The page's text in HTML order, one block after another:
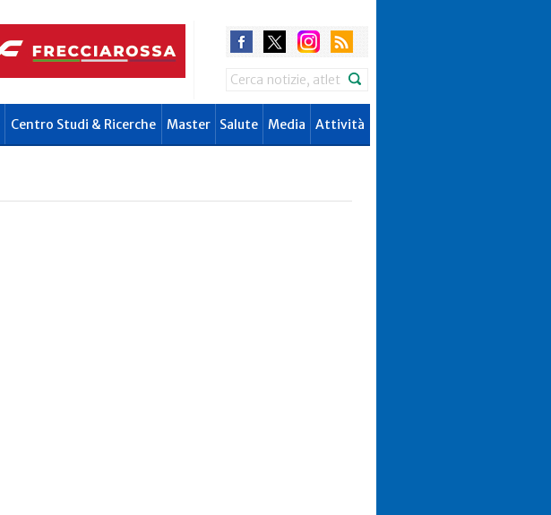
Search
Centro Studi & Ricerche Master Salute Media Attività